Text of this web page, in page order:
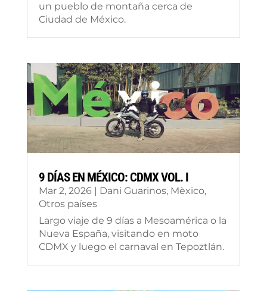
un pueblo de montaña cerca de
Ciudad de México.
9 DÍAS EN MÉXICO: CDMX VOL. I
Mar 2, 2026| Dani Guarinos, Mèxico,
Otros países
Largo viaje de 9 días a Mesoamérica o la
Nueva España, visitando en moto
CDMX y luego el carnaval en Tepoztlán.